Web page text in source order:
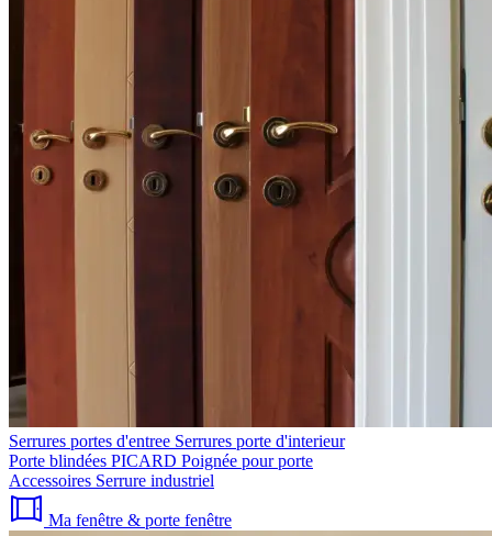
Serrures portes d'entree Serrures porte d'interieur
Porte blindées PICARD Poignée pour porte
Accessoires Serrure industriel
Ma fenêtre & porte fenêtre